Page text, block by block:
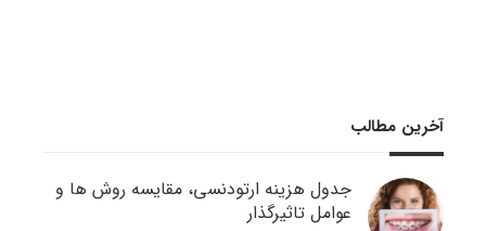
آخرین مطالب
جدول هزینه ارتودنسی، مقایسه روش ها و
عوامل تاثیرگذار